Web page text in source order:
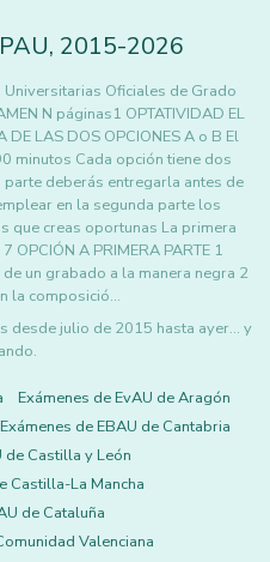
, 2015-2026
Universitarias Oficiales de Grado
N páginas1 OPTATIVIDAD EL
DE LAS DOS OPCIONES A o B El
minutos Cada opción tiene dos
deberás entregarla antes de
en la segunda parte los
que creas oportunas La primera
A PRIMERA PARTE 1
un grabado a la manera negra 2
la composició…
desde julio de 2015 hasta ayer... y
Exámenes de EvAU de Aragón
Exámenes de EBAU de Cantabria
de Castilla y León
Castilla-La Mancha
de Cataluña
Valenciana